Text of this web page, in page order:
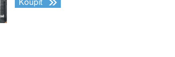
Koupit